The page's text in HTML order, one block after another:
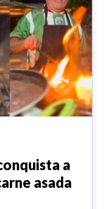
a
asada